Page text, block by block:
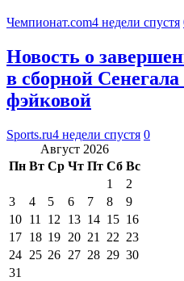
Чемпионат.com4 недели спустя
Новость о
в сборной Сенегала
фэйковой
Sports.ru4 недели спустя 0
Август 2026
Пн Вт Ср Чт Пт Сб Вс
1
2
3
4 5 6 7 8
9
10 11 12 13 14 15 16
17 18 19 20 21 22 23
24 25 26 27 28 29 30
31